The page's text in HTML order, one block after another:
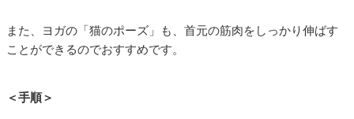
また、ヨガの「猫のポーズ」も、首元の筋肉をしっかり伸ばす
ことができるのでおすすめです。
＜手順＞